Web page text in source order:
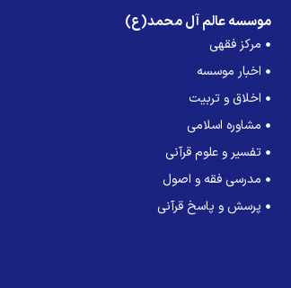
موسسه عالم آل محمد(ع)
مرکز فقهی
اخبار موسسه
اخلاق و تربیت
مشاوره اسلامی
تفسیر و علوم قرآنی
مدرسی فقه و اصول
پرسش و پاسخ قرآنی